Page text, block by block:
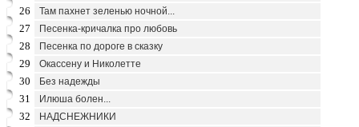
26 Там пахнет зеленью ночной...
27 Песенка-кричалка про любовь
28 Песенка по дороге в сказку
29 Окассену и Николетте
30 Без надежды
31 Илюша болен...
32 НАДСНЕЖНИКИ